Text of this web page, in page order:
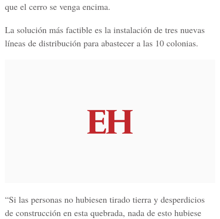
que el cerro se venga encima.
La solución más factible es la instalación de tres nuevas
líneas de distribución para abastecer a las 10 colonias.
“Si las personas no hubiesen tirado tierra y desperdicios
de construcción en esta quebrada, nada de esto hubiese